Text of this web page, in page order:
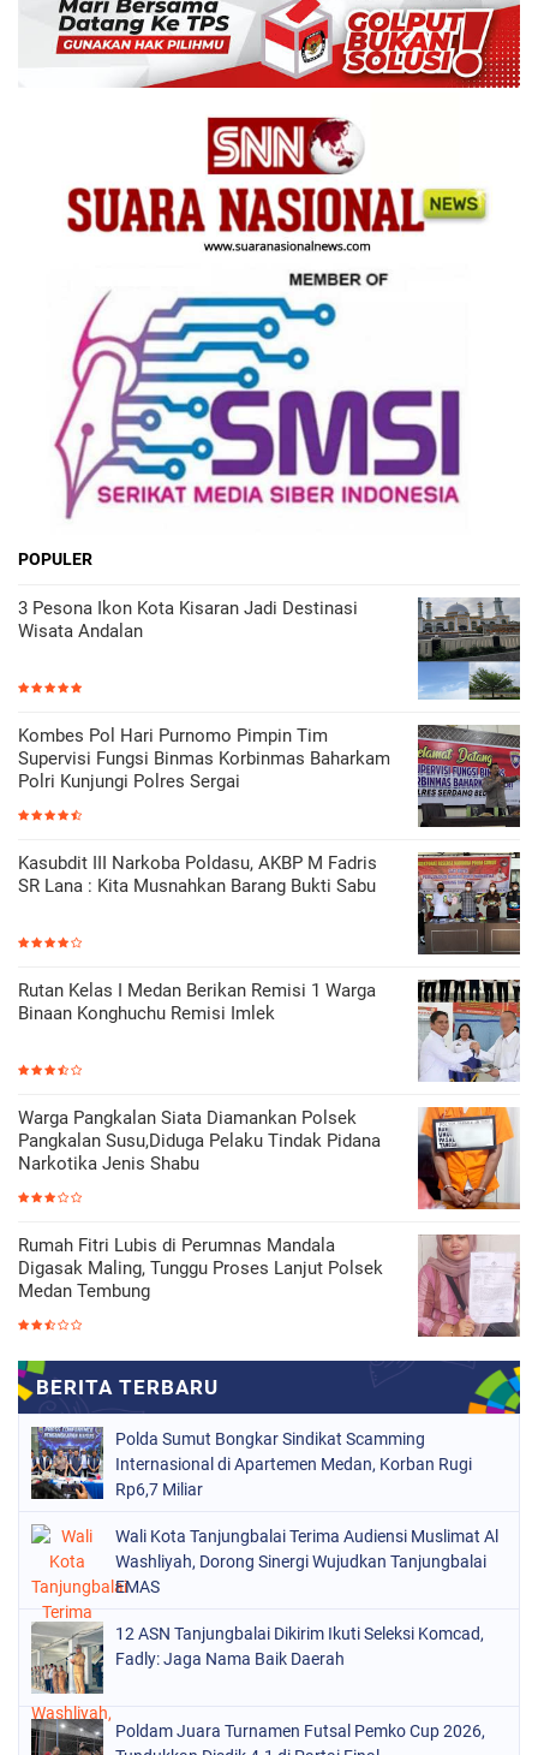
POPULER
3 Pesona Ikon Kota Kisaran Jadi Destinasi
Wisata Andalan
Kombes Pol Hari Purnomo Pimpin Tim
Supervisi Fungsi Binmas Korbinmas Baharkam
Polri Kunjungi Polres Sergai
Kasubdit III Narkoba Poldasu, AKBP M Fadris
SR Lana : Kita Musnahkan Barang Bukti Sabu
Rutan Kelas I Medan Berikan Remisi 1 Warga
Binaan Konghuchu Remisi Imlek
Warga Pangkalan Siata Diamankan Polsek
Pangkalan Susu,Diduga Pelaku Tindak Pidana
Narkotika Jenis Shabu
Rumah Fitri Lubis di Perumnas Mandala
Digasak Maling, Tunggu Proses Lanjut Polsek
Medan Tembung
Polda Sumut Bongkar Sindikat Scamming
Internasional di Apartemen Medan, Korban Rugi
Rp6,7 Miliar
Wali Kota Tanjungbalai Terima Audiensi Muslimat Al
Washliyah, Dorong Sinergi Wujudkan Tanjungbalai
EMAS
12 ASN Tanjungbalai Dikirim Ikuti Seleksi Komcad,
Fadly: Jaga Nama Baik Daerah
Poldam Juara Turnamen Futsal Pemko Cup 2026,